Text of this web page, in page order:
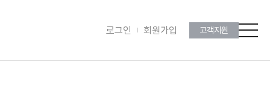
로그인 회원가입 고객지원